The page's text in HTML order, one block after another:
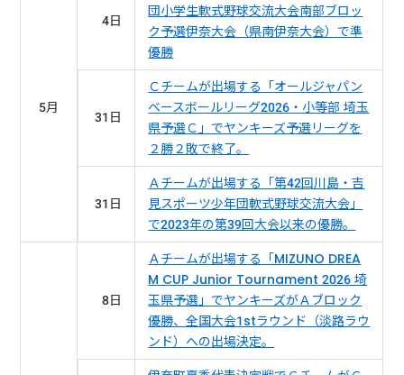
5月
4日
団小学生軟式野球交流大会南部ブロッ
ク予選伊奈大会（県南伊奈大会）で準
優勝
31日
Ｃチームが出場する「オールジャパン
ベースボールリーグ2026・小等部 埼玉
県予選Ｃ」でヤンキーズ予選リーグを
２勝２敗で終了。
31日
Ａチームが出場する「第42回川島・吉
見スポーツ少年団軟式野球交流大会」
で2023年の第39回大会以来の優勝。
8日
Ａチームが出場する「MIZUNO DREA
M CUP Junior Tournament 2026 埼
玉県予選」でヤンキーズがＡブロック
優勝、全国大会1stラウンド（淡路ラウ
ンド）への出場決定。